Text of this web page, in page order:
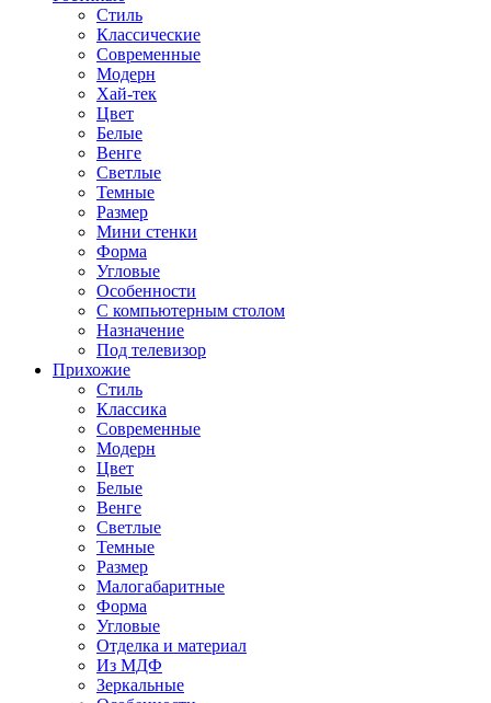
Стиль
Классические
Современные
Модерн
Хай-тек
Цвет
Белые
Венге
Светлые
Темные
Размер
Мини стенки
Форма
Угловые
Особенности
С компьютерным столом
Назначение
Под телевизор
Прихожие
Стиль
Классика
Современные
Модерн
Цвет
Белые
Венге
Светлые
Темные
Размер
Малогабаритные
Форма
Угловые
Отделка и материал
Из МДФ
Зеркальные